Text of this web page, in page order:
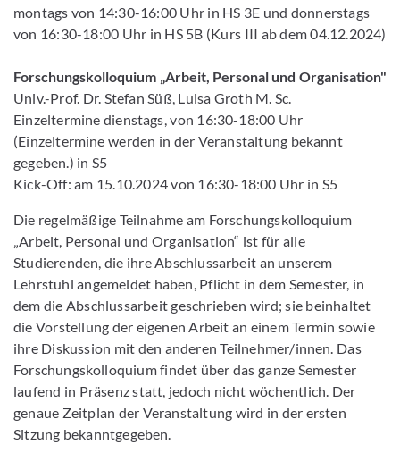
montags von 14:30-16:00 Uhr in HS 3E und donnerstags
von 16:30-18:00 Uhr in HS 5B (Kurs III ab dem 04.12.2024)
Forschungskolloquium „Arbeit, Personal und Organisation"
Univ.-Prof. Dr. Stefan Süß, Luisa Groth M. Sc.
Einzeltermine dienstags, von 16:30-18:00 Uhr
(Einzeltermine werden in der Veranstaltung bekannt
gegeben.) in S5
Kick-Off: am 15.10.2024 von 16:30-18:00 Uhr in S5
Die regelmäßige Teilnahme am Forschungskolloquium
„Arbeit, Personal und Organisation“ ist für alle
Studierenden, die ihre Abschlussarbeit an unserem
Lehrstuhl angemeldet haben, Pflicht in dem Semester, in
dem die Abschlussarbeit geschrieben wird; sie beinhaltet
die Vorstellung der eigenen Arbeit an einem Termin sowie
ihre Diskussion mit den anderen Teilnehmer/innen. Das
Forschungskolloquium findet über das ganze Semester
laufend in Präsenz statt, jedoch nicht wöchentlich. Der
genaue Zeitplan der Veranstaltung wird in der ersten
Sitzung bekanntgegeben.